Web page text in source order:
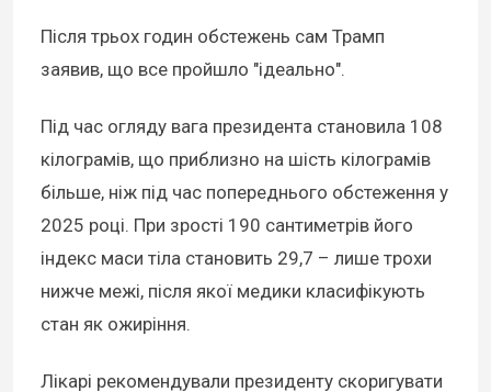
Після трьох годин обстежень сам Трамп
заявив, що все пройшло "ідеально".
Під час огляду вага президента становила 108
кілограмів, що приблизно на шість кілограмів
більше, ніж під час попереднього обстеження у
2025 році. При зрості 190 сантиметрів його
індекс маси тіла становить 29,7 – лише трохи
нижче межі, після якої медики класифікують
стан як ожиріння.
Лікарі рекомендували президенту скоригувати